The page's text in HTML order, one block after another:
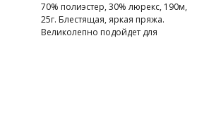
70% полиэстер, 30% люрекс, 190м,
25г. Блестящая, яркая пряжа.
Великолепно подойдет для